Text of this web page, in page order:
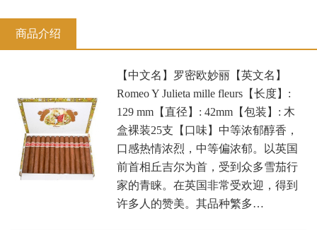
商品介绍
【中文名】罗密欧妙丽【英文名】
Romeo Y Julieta mille fleurs【长度】:
129 mm【直径】: 42mm【包装】: 木
盒裸装25支【口味】中等浓郁醇香，
口感热情浓烈，中等偏浓郁。以英国
前首相丘吉尔为首，受到众多雪茄行
家的青睐。在英国非常受欢迎，得到
许多人的赞美。其品种繁多…